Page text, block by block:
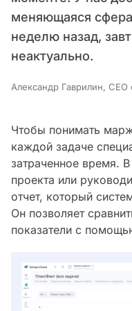
меняющаяся
неделю назад,
неактуально.
Александр Гаврилин, CEO
Чтобы понимать
каждой задаче
затраченное время.
проекта или
отчет, который
Он позволяет
показатели с